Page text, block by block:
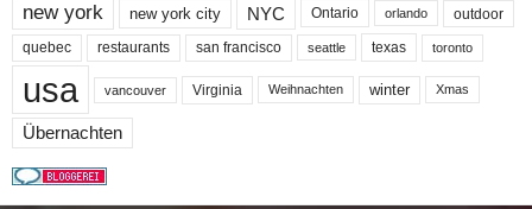
new york new york city NYC Ontario orlando outdoor
quebec restaurants san francisco seattle texas toronto
usa vancouver Virginia Weihnachten winter Xmas
Übernachten